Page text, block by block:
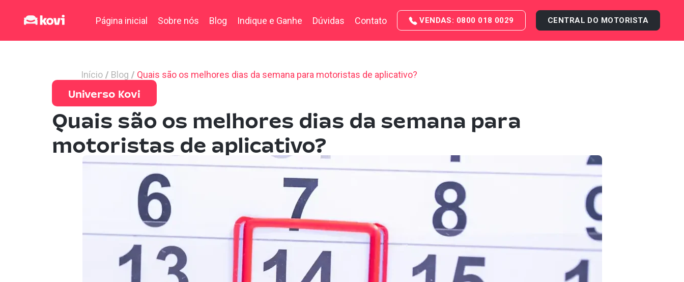
Página inicial Sobre nós Blog Indique e Ganhe Dúvidas Contato VENDAS: 0800 018 0029 CENTRAL DO MOTORISTA
Início Blog Quais são os melhores dias da semana para motoristas de aplicativo?
Universo Kovi
Quais são os melhores dias da semana para
motoristas de aplicativo?